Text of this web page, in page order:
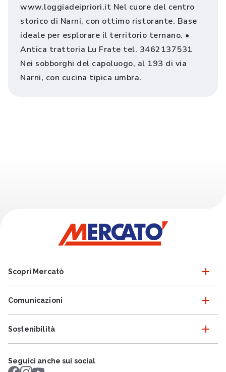
www.loggiadeipriori.it Nel cuore del centro
storico di Narni, con ottimo ristorante. Base
ideale per esplorare il territorio ternano. •
Antica trattoria Lu Frate tel. 3462137531
Nei sobborghi del capoluogo, al 193 di via
Narni, con cucina tipica umbra.
Scopri Mercatò
Comunicazioni
Sostenibilità
Seguici anche sui social